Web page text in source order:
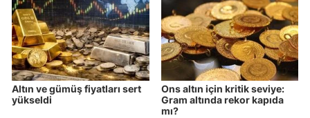
Altın ve gümüş fiyatları sert
yükseldi
Ons altın için kritik seviye:
Gram altında rekor kapıda
mı?